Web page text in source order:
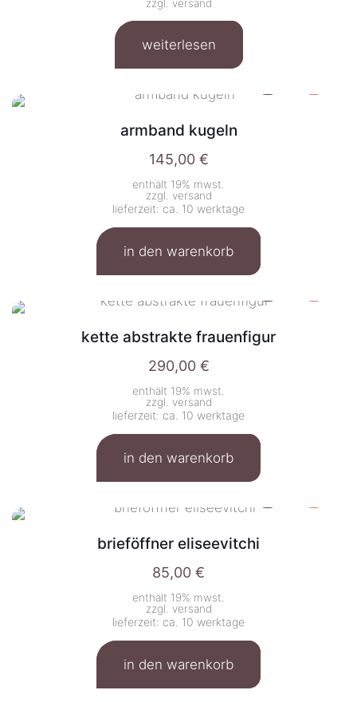
zzgl. versand
weiterlesen
armband kugeln
145,00 €
enthält 19% mwst.
zzgl. versand
lieferzeit: ca. 10 werktage
in den warenkorb
kette abstrakte frauenfigur
290,00 €
enthält 19% mwst.
zzgl. versand
lieferzeit: ca. 10 werktage
in den warenkorb
brieföffner eliseevitchi
85,00 €
enthält 19% mwst.
zzgl. versand
lieferzeit: ca. 10 werktage
in den warenkorb